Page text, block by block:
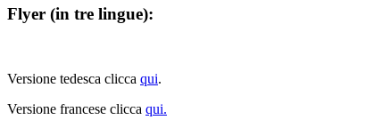
Flyer (in tre lingue):
Versione tedesca clicca qui.
Versione francese clicca qui.